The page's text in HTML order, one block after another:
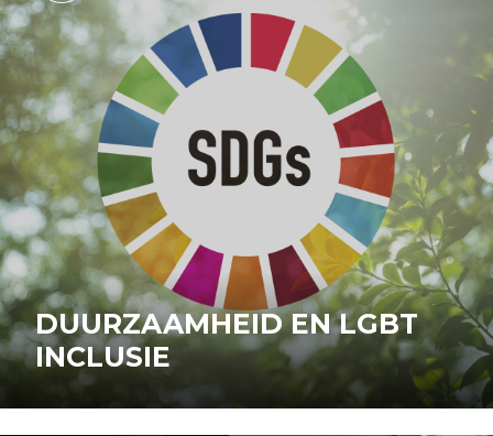
DUURZAAMHEID EN LGBT
INCLUSIE